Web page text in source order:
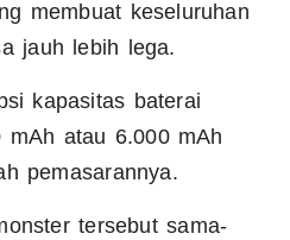
membuat keseluruhan
jauh lebih lega.
kapasitas baterai
mAh atau 6.000 mAh
pemasarannya.
tersebut sama-